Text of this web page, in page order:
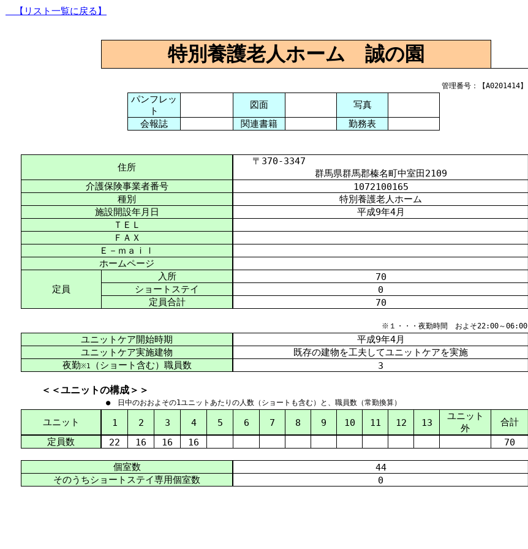
【リスト一覧に戻る】
特別養護老人ホーム 誠の園
管理番号：【A0201414】
パンフレッ
ト
図面
写真
会報誌
関連書籍 勤務表
住所
〒370-3347
群馬県群馬郡榛名町中室田2109
介護保険事業者番号
1072100165
種別
特別養護老人ホーム
施設開設年月日
平成9年4月
ＴＥＬ
ＦＡＸ
Ｅ－ｍａｉｌ
ホームページ
定員
入所
70
ショートステイ
0
定員合計
70
※１・・・夜勤時間 およそ22:00～06:00
ユニットケア開始時期 平成9年4月
ユニットケア実施建物
既存の建物を工夫してユニットケアを実施
夜勤※1 （ショート含む）職員数 3
＜＜ユニットの構成＞＞
● 日中のおおよその1ユニットあたりの人数（ショートも含む）と、職員数（常勤換算）
ユニット 1 2 3 4 5 6 7 8 9 10 11 12 13
ユニット
合計
外
定員数
22 16 16 16 70
個室数
44
そのうちショートステイ専用個室数
0